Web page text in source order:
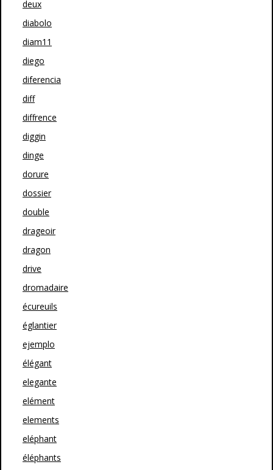
deux
diabolo
diam11
diego
diferencia
diff
diffrence
diggin
dinge
dorure
dossier
double
drageoir
dragon
drive
dromadaire
écureuils
églantier
ejemplo
élégant
elegante
elément
elements
eléphant
éléphants